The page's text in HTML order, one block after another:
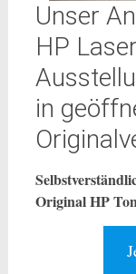
Unser
HP
in
Original HP